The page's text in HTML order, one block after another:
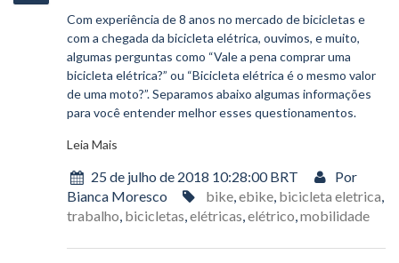
Com experiência de 8 anos no mercado de bicicletas e
com a chegada da bicicleta elétrica, ouvimos, e muito,
algumas perguntas como “Vale a pena comprar uma
bicicleta elétrica?” ou “Bicicleta elétrica é o mesmo valor
de uma moto?”. Separamos abaixo algumas informações
para você entender melhor esses questionamentos.
Leia Mais
25 de julho de 2018 10:28:00 BRT
Por
Bianca Moresco
bike,ebike, bicicleta eletrica,
trabalho, bicicletas,elétricas,elétrico,mobilidade